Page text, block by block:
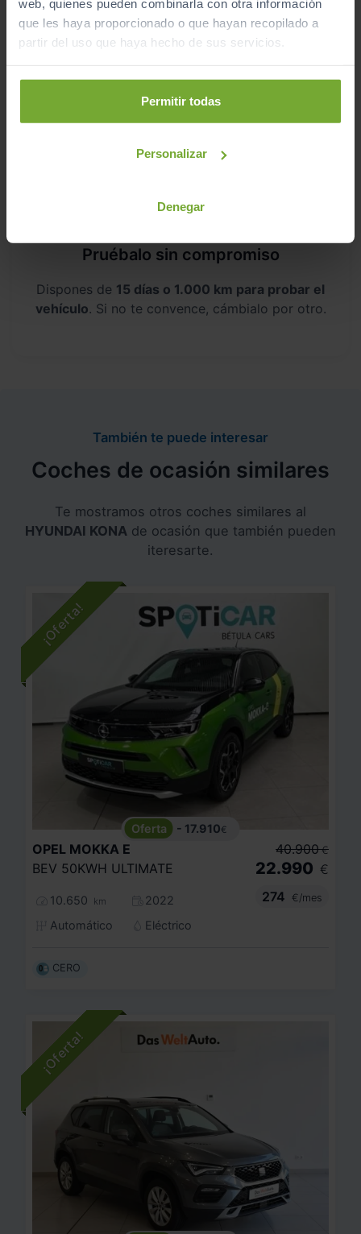
web, quienes pueden combinarla con otra información
que les haya proporcionado o que hayan recopilado a
partir del uso que haya hecho de sus servicios.
Permitir todas
Personalizar
Denegar
pago
Pruébalo sin compromiso
Dispones de 15 días o 1.000 km para probar el
vehículo. Si no te convence, cámbialo por otro.
También te puede interesar
Coches de ocasión similares
Te mostramos otros coches similares al
HYUNDAI KONA de ocasión que también pueden
iteresarte.
- 17.910€
OPEL MOKKA E
BEV 50KWH ULTIMATE
10.650 km
2022
Automático
Eléctrico
40.900 €
22.990 €
274
€/mes
CERO